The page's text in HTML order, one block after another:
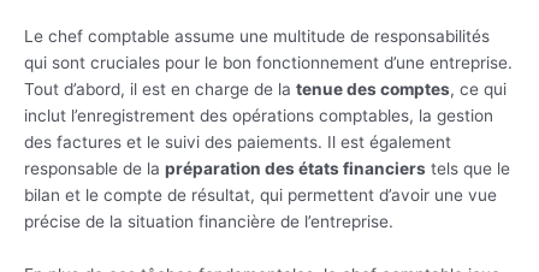
Le chef comptable assume une multitude de responsabilités
qui sont cruciales pour le bon fonctionnement d’une entreprise.
Tout d’abord, il est en charge de la tenue des comptes, ce qui
inclut l’enregistrement des opérations comptables, la gestion
des factures et le suivi des paiements. Il est également
responsable de la préparation des états financiers tels que le
bilan et le compte de résultat, qui permettent d’avoir une vue
précise de la situation financière de l’entreprise.